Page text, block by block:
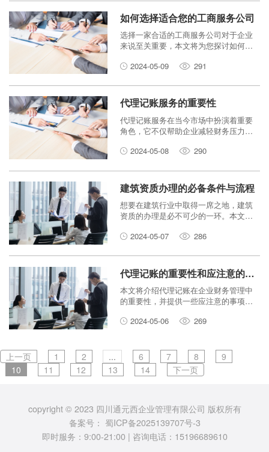
如何选择适合您的工商服务公司
选择一家合适的工商服务公司对于企业
来说至关重要，本文将为您探讨如何选
记账、建筑资质到行政许可均会进行涵
2024-05-09 291
代理记账服务的重要性
代理记账服务在当今市场中扮演着重要
角色，它不仅帮助企业减轻财务压力，
入探讨代理记账服务的重要性和作用。
2024-05-08 290
建筑资质办理的必备条件与流程
想要在建筑行业中取得一席之地，建筑
资质的办理是必不可少的一环。本文将
程，帮助您顺利获取所需资质。
2024-05-07 286
代理记账的重要性和应注意的事项
本文将介绍代理记账在企业财务管理中
的重要性，并提供一些应注意的事项，
务申报。
2024-05-06 269
上一页 1 2 ... 6 7 8
9
10
11 12 13 14 下一页
copyright © 2023 四川通元西企业管理有限公司 版权所有
备案号： 蜀ICP备2025139707号-3
即时服务：9:00-21:00 | 咨询电话：15196689610